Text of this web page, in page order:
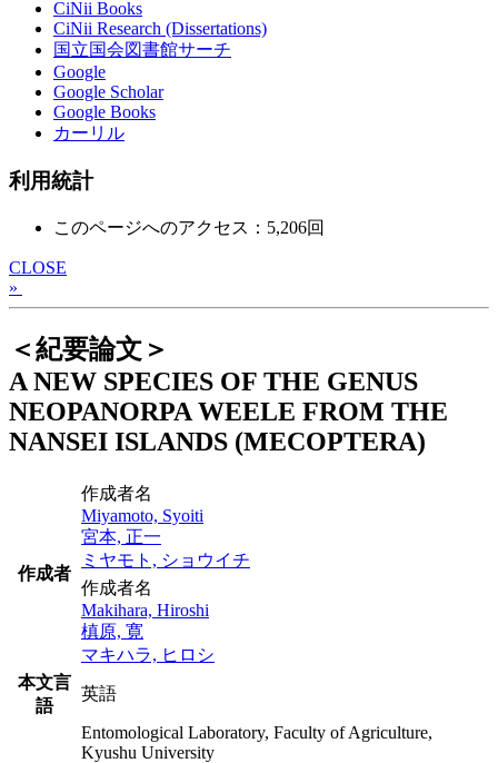
CiNii Books
CiNii Research (Dissertations)
国立国会図書館サーチ
Google
Google Scholar
Google Books
カーリル
利用統計
このページへのアクセス：5,206回
CLOSE
»
＜紀要論文＞
A NEW SPECIES OF THE GENUS
NEOPANORPA WEELE FROM THE
NANSEI ISLANDS (MECOPTERA)
作成者
作成者名
Miyamoto, Syoiti
宮本, 正一
ミヤモト, ショウイチ
作成者名
Makihara, Hiroshi
槙原, 寛
マキハラ, ヒロシ
本文言
語
英語
Entomological Laboratory, Faculty of Agriculture,
Kyushu University